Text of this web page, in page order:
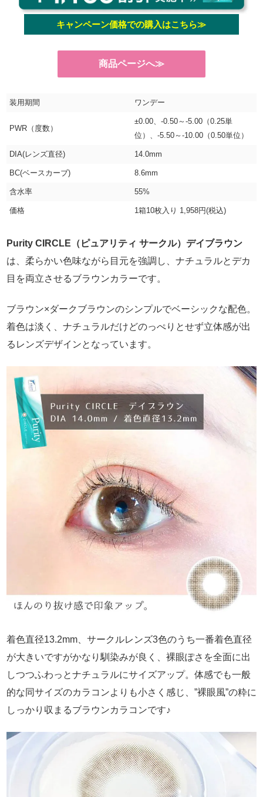
キャンペーン価格での購入はこちら≫
商品ページへ≫
装用期間 ワンデー
PWR（度数）
±0.00、-0.50～-5.00（0.25単
位）、-5.50～-10.00（0.50単位）
DIA(レンズ直径) 14.0mm
BC(ベースカーブ) 8.6mm
含水率 55%
価格 1箱10枚入り 1,958円(税込)
Purity CIRCLE（ピュアリティ サークル）デイブラウン
は、柔らかい色味ながら目元を強調し、ナチュラルとデカ
目を両立させるブラウンカラーです。
ブラウン×ダークブラウンのシンプルでベーシックな配色。
着色は淡く、ナチュラルだけどのっぺりとせず立体感が出
るレンズデザインとなっています。
着色直径13.2mm、サークルレンズ3色のうち一番着色直径
が大きいですがかなり馴染みが良く、裸眼ぽさを全面に出
しつつふわっとナチュラルにサイズアップ。体感でも一般
的な同サイズのカラコンよりも小さく感じ、”裸眼風”の粋に
しっかり収まるブラウンカラコンです♪